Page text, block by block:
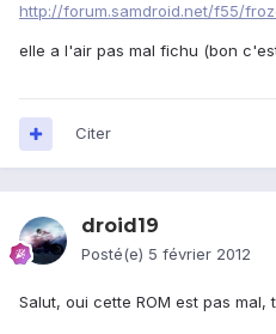
http://forum.samdroid.net/f55/
elle a l'air pas mal fichu (bon
Citer
droid19
Posté(e) 5 février 2012
Salut, oui cette ROM est pas